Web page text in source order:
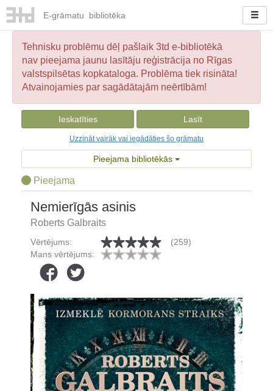
E-grāmatu bibliotēka
Tehnisku problēmu dēļ pašlaik 3td e-bibliotēkā
nav pieejama jaunu lasītāju reģistrācija no Rīgas
valstspilsētas kopkataloga. Problēma tiek risināta!
Atvainojamies par sagādātajām neērtībām!
Ieskatīties Lasīt
Uzzināt vairāk vai iegādāties šo grāmatu
Pieejama bibliotēkās
Pieejama
Nemierīgās asinis
Roberts Galbraits
Vērtējums:
(259)
Mans vērtējums: